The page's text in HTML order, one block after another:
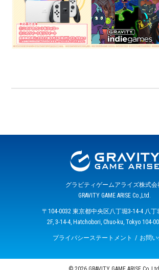
グラビティゲームアライズ株式会
GRAVITY GAME ARISE Co.,Ltd.
〒104-0032 東京都中央区八丁堀3-14-4 八丁
2F, 3-14-4, Hatchobori, Chuo-ku, Tokyo 104-
プライバシーステートメント お問